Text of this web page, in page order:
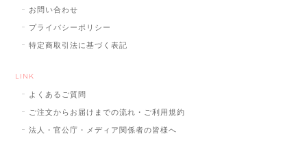
お問い合わせ
プライバシーポリシー
特定商取引法に基づく表記
LINK
よくあるご質問
ご注文からお届けまでの流れ・ご利用規約
法人・官公庁・メディア関係者の皆様へ